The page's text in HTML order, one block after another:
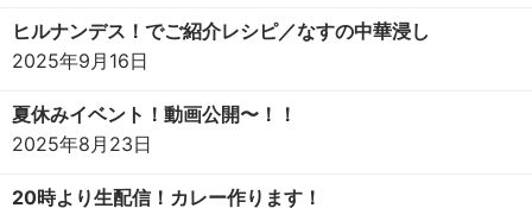
ヒルナンデス！でご紹介レシピ／なすの中華浸し
2025年9月16日
夏休みイベント！動画公開〜！！
2025年8月23日
20時より生配信！カレー作ります！